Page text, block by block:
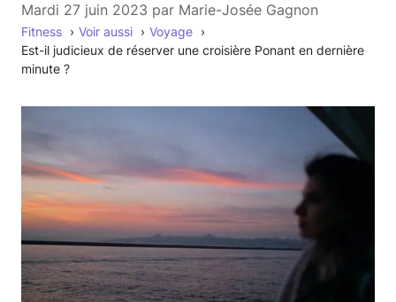
mardi 27 juin 2023 par Marie-Josée Gagnon
Fitness Voir aussi
Voyage
Est-il judicieux de réserver une croisière Ponant en dernière
minute ?